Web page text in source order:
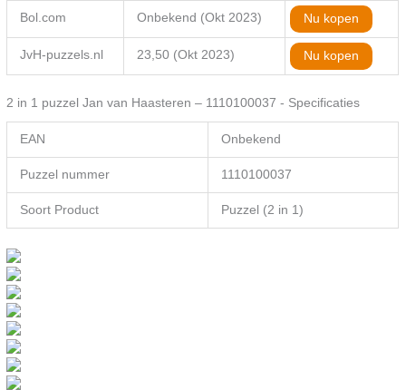
Bol.com Onbekend (Okt 2023) Nu kopen
JvH-puzzels.nl 23,50 (Okt 2023) Nu kopen
2 in 1 puzzel Jan van Haasteren – 1110100037 - Specificaties
EAN Onbekend
Puzzel nummer 1110100037
Soort Product Puzzel (2 in 1)